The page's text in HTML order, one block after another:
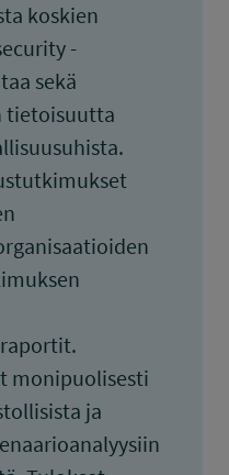
koskien
-
sekä
tietoisuutta
monipuolisesti
ja